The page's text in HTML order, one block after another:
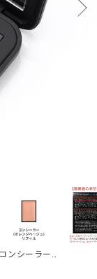
コンシーラー(オレンジベージュ) リフィル 3g